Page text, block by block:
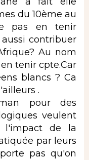
du 10ème au
pas en tenir
contribuer
Au nom
tenir cpte.Car
blancs ? Ca
.
pour des
veulent
l'impact de la
par leurs
pas qu'on